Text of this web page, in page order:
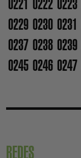
0221 0222 0223
0229 0230 0231
0237 0238 0239
0245 0246 0247
REDES